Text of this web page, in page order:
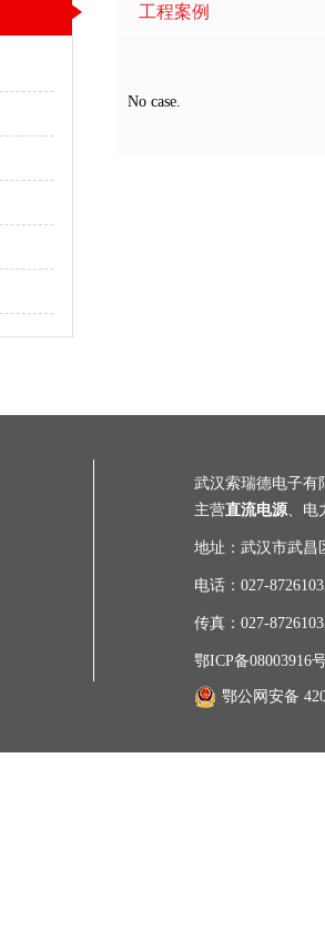
工程案例
No case.
武汉索瑞德电子有
主营直流电源、电
地址：武汉市武昌
电话：027-
传真：027-
鄂ICP备08003916
鄂公网安备